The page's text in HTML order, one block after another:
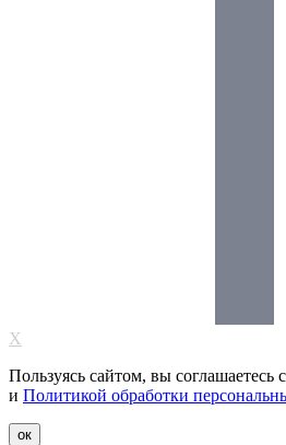
X
Пользуясь сайтом, вы соглашаетесь
и Политикой обработки
ок